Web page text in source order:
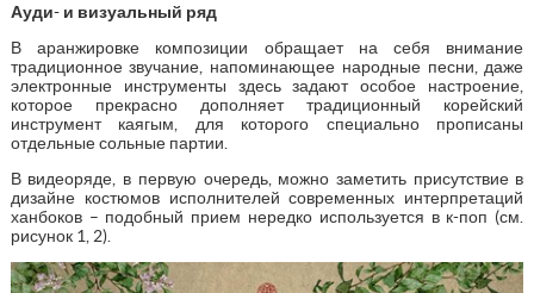
Ауди- и визуальный ряд
В аранжировке композиции обращает на себя внимание
традиционное звучание, напоминающее народные песни, даже
электронные инструменты здесь задают особое настроение,
которое прекрасно дополняет традиционный корейский
инструмент каягым, для которого специально прописаны
отдельные сольные партии.
В видеоряде, в первую очередь, можно заметить присутствие в
дизайне костюмов исполнителей современных интерпретаций
ханбоков – подобный прием нередко используется в к-поп (см.
рисунок 1, 2).